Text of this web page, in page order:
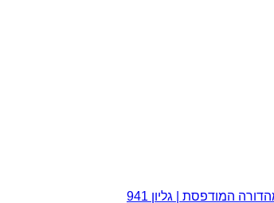
המודפסת | גליון 941